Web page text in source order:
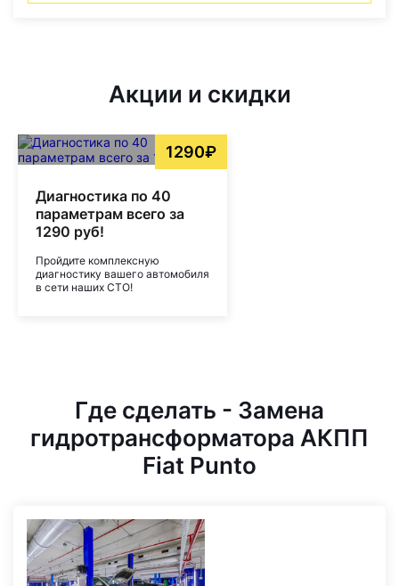
Акции и скидки
1290₽
Диагностика по 40
параметрам всего за
1290 руб!
Пройдите комплексную
диагностику вашего автомобиля
в сети наших СТО!
Где сделать - Замена
гидротрансформатора АКПП
Fiat Punto